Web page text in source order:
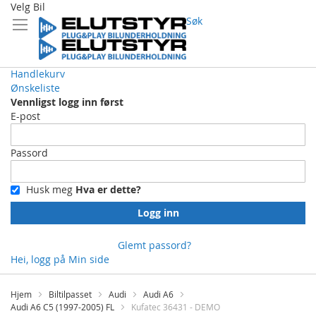
Velg Bil
Søk
Handlekurv
Ønskeliste
Vennligst logg inn først
E-post
Passord
Husk meg Hva er dette?
Logg inn
Glemt passord?
Hei, logg på Min side
Skip
Content
Hjem Biltilpasset Audi
Audi A6
Audi A6 C5 (1997-2005) FL
Kufatec 36431 - DEMO